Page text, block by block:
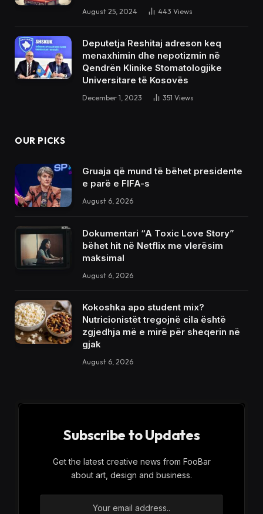
August 25, 2024 443 Views
Deputetja Reshitaj adreson keq
menaxhimin dhe nepotizmin në
Qendrën Klinike Stomatologjike
Universitare të Kosovës
December 1, 2023 351 Views
OUR PICKS
Gruaja që mund të bëhet presidente
e parë e FIFA-s
August 6, 2026
Dokumentari “A Toxic Love Story”
bëhet hit në Netflix me vlerësim
maksimal
August 6, 2026
Kokoshka apo student mix?
Nutricionistët tregojnë cila është
zgjedhja më e mirë për sheqerin në
gjak
August 6, 2026
Subscribe to Updates
Get the latest creative news from FooBar
about art, design and business.